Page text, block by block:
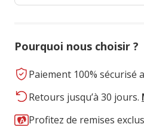
Pourquoi nous choisir ?
Paiement 100% sécurisé
Retours jusqu’à 30 jours.
Profitez de remises